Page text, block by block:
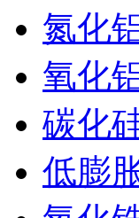
氮化
氧化
碳化
低膨